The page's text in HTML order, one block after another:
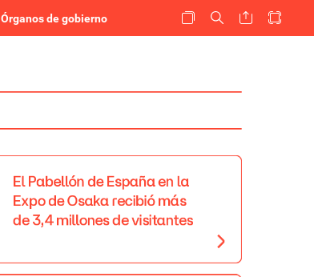
Órganos de gobierno
El Pabellón de Españaen la
Expo deOsaka recibió más
de 3,4 millonesdevisitantes